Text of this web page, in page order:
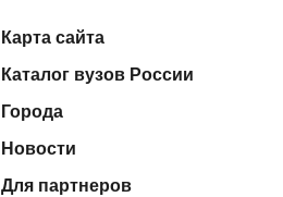
Карта сайта
Каталог вузов России
Города
Новости
Для партнеров